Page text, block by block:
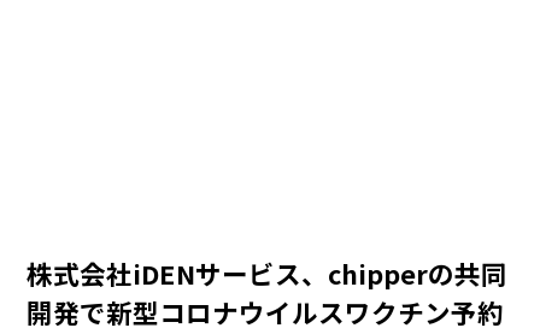
株式会社iDENサービス、chipperの共同
開発で新型コロナウイルスワクチン予約